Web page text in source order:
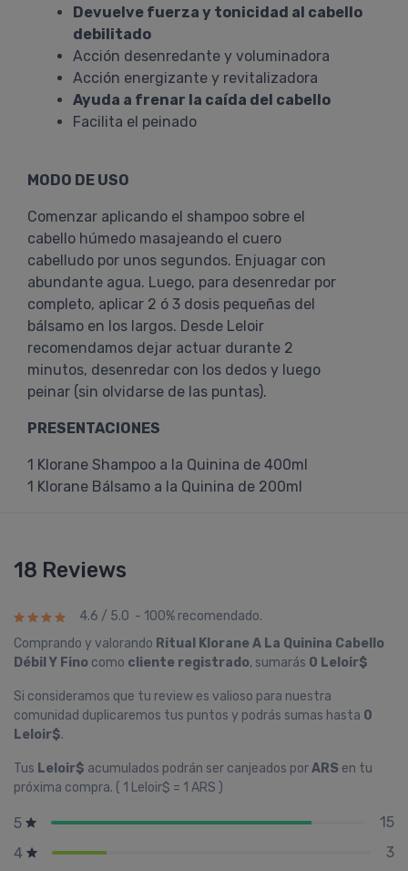
Devuelve fuerza y tonicidad al cabello
debilitado
Acción desenredante y voluminadora
Acción energizante y revitalizadora
Ayuda a frenar la caída del cabello
Facilita el peinado
MODO DE USO
Comenzar aplicando el shampoo sobre el
cabello húmedo masajeando el cuero
cabelludo por unos segundos. Enjuagar con
abundante agua. Luego, para desenredar por
completo, aplicar 2 ó 3 dosis pequeñas del
bálsamo en los largos. Desde Leloir
recomendamos dejar actuar durante 2
minutos, desenredar con los dedos y luego
peinar (sin olvidarse de las puntas).
PRESENTACIONES
1 Klorane Shampoo a la Quinina de 400ml
1 Klorane Bálsamo a la Quinina de 200ml
18 Reviews
4.6 / 5.0 - 100% recomendado.
Comprando y valorando Ritual Klorane A La Quinina Cabello
Débil Y Fino como cliente registrado, sumarás 0 Leloir$
Si consideramos que tu review es valioso para nuestra
comunidad duplicaremos tus puntos y podrás sumas hasta 0
Leloir$.
Tus Leloir$ acumulados podrán ser canjeados porARS en tu
próxima compra. ( 1 Leloir$ = 1 ARS )
5
15
4
3